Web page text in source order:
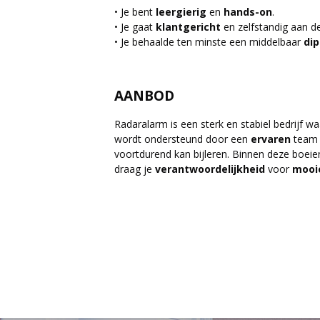
• Je bent leergierig en hands-on.
• Je gaat klantgericht en zelfstandig aan
• Je behaalde ten minste een middelbaar
AANBOD
Radaralarm is een sterk en stabiel bedrijf
wordt ondersteund door een ervarenteam
voortdurend kan bijleren. Binnen deze
draag je verantwoordelijkheid voor